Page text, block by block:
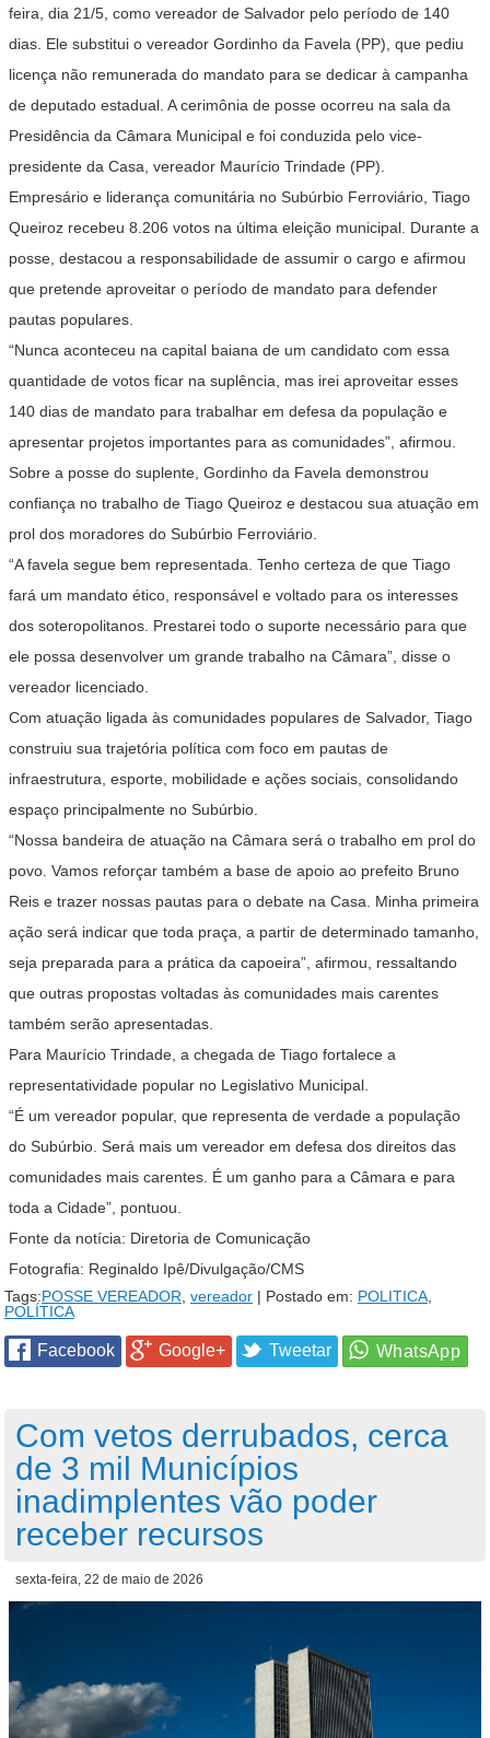
feira, dia 21/5, como vereador de Salvador pelo período de 140
dias. Ele substitui o vereador Gordinho da Favela (PP), que pediu
licença não remunerada do mandato para se dedicar à campanha
de deputado estadual. A cerimônia de posse ocorreu na sala da
Presidência da Câmara Municipal e foi conduzida pelo vice-
presidente da Casa, vereador Maurício Trindade (PP).
Empresário e liderança comunitária no Subúrbio Ferroviário, Tiago
Queiroz recebeu 8.206 votos na última eleição municipal. Durante a
posse, destacou a responsabilidade de assumir o cargo e afirmou
que pretende aproveitar o período de mandato para defender
pautas populares.
“Nunca aconteceu na capital baiana de um candidato com essa
quantidade de votos ficar na suplência, mas irei aproveitar esses
140 dias de mandato para trabalhar em defesa da população e
apresentar projetos importantes para as comunidades”, afirmou.
Sobre a posse do suplente, Gordinho da Favela demonstrou
confiança no trabalho de Tiago Queiroz e destacou sua atuação em
prol dos moradores do Subúrbio Ferroviário.
“A favela segue bem representada. Tenho certeza de que Tiago
fará um mandato ético, responsável e voltado para os interesses
dos soteropolitanos. Prestarei todo o suporte necessário para que
ele possa desenvolver um grande trabalho na Câmara”, disse o
vereador licenciado.
Com atuação ligada às comunidades populares de Salvador, Tiago
construiu sua trajetória política com foco em pautas de
infraestrutura, esporte, mobilidade e ações sociais, consolidando
espaço principalmente no Subúrbio.
“Nossa bandeira de atuação na Câmara será o trabalho em prol do
povo. Vamos reforçar também a base de apoio ao prefeito Bruno
Reis e trazer nossas pautas para o debate na Casa. Minha primeira
ação será indicar que toda praça, a partir de determinado tamanho,
seja preparada para a prática da capoeira”, afirmou, ressaltando
que outras propostas voltadas às comunidades mais carentes
também serão apresentadas.
Para Maurício Trindade, a chegada de Tiago fortalece a
representatividade popular no Legislativo Municipal.
“É um vereador popular, que representa de verdade a população
do Subúrbio. Será mais um vereador em defesa dos direitos das
comunidades mais carentes. É um ganho para a Câmara e para
toda a Cidade”, pontuou.
Fonte da notícia: Diretoria de Comunicação
Fotografia: Reginaldo Ipê/Divulgação/CMS
Tags:POSSE VEREADOR vereador | Postado em: POLITICA
POLÍTICA
Facebook Google+ Tweetar
Com vetos derrubados, cerca
de 3 mil Municípios
inadimplentes vão poder
receber recursos
sexta-feira, 22 de maio de 2026